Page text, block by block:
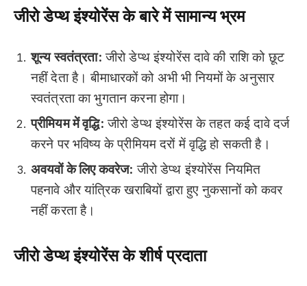
जीरो डेप्थ इंश्योरेंस के बारे में सामान्य भ्रम
शून्य स्वतंत्रता: जीरो डेप्थ इंश्योरेंस दावे की राशि को छूट
नहीं देता है। बीमाधारकों को अभी भी नियमों के अनुसार
स्वतंत्रता का भुगतान करना होगा।
प्रीमियम में वृद्धि: जीरो डेप्थ इंश्योरेंस के तहत कई दावे दर्ज
करने पर भविष्य के प्रीमियम दरों में वृद्धि हो सकती है।
अवयवों के लिए कवरेज: जीरो डेप्थ इंश्योरेंस नियमित
पहनावे और यांत्रिक खराबियों द्वारा हुए नुकसानों को कवर
नहीं करता है।
जीरो डेप्थ इंश्योरेंस के शीर्ष प्रदाता